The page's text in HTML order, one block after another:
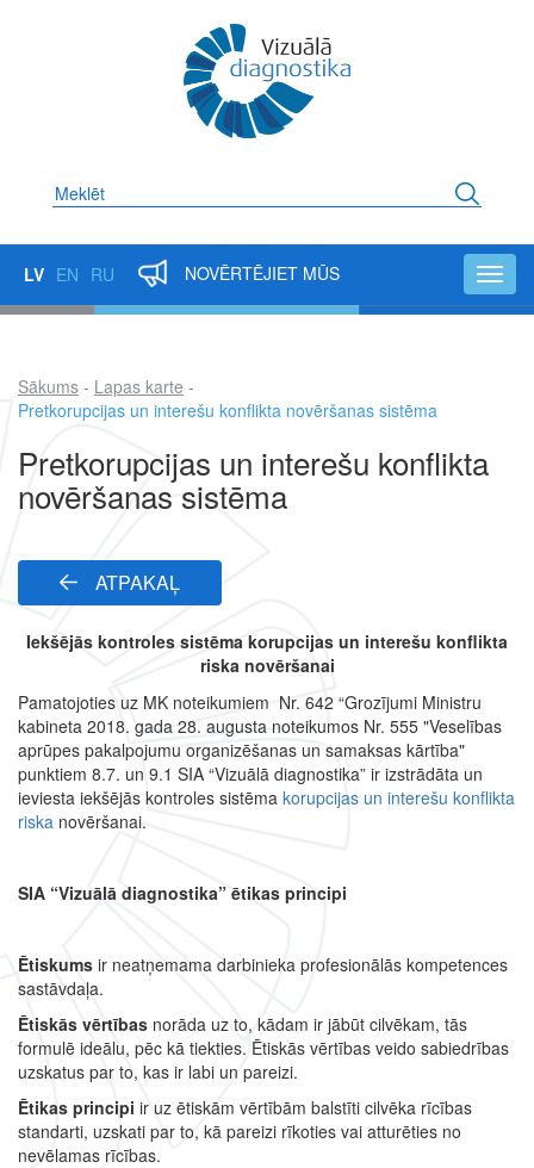
Meklēt
LV EN RU NOVĒRTĒJIET MŪS
Atpakaļceļš
Sākums
Lapas karte
Pretkorupcijas un interešu konflikta novēršanas sistēma
Pretkorupcijas un interešu konflikta
novēršanas sistēma
ATPAKAĻ
Iekšējās kontroles sistēma korupcijas un interešu konflikta
riska novēršanai
Pamatojoties uz MK noteikumiem Nr. 642 “Grozījumi Ministru
kabineta 2018. gada 28. augusta noteikumos Nr. 555 "Veselības
aprūpes pakalpojumu organizēšanas un samaksas kārtība"
punktiem 8.7. un 9.1 SIA “Vizuālā diagnostika” ir izstrādāta un
ieviesta iekšējās kontroles sistēma korupcijas un interešu konflikta
riska novēršanai.
SIA “Vizuālā diagnostika” ētikas principi
Ētiskums ir neatņemama darbinieka profesionālās kompetences
sastāvdaļa.
Ētiskās vērtības norāda uz to, kādam ir jābūt cilvēkam, tās
formulē ideālu, pēc kā tiekties. Ētiskās vērtības veido sabiedrības
uzskatus par to, kas ir labi un pareizi.
Ētikas principi ir uz ētiskām vērtībām balstīti cilvēka rīcības
standarti, uzskati par to, kā pareizi rīkoties vai atturēties no
nevēlamas rīcības.